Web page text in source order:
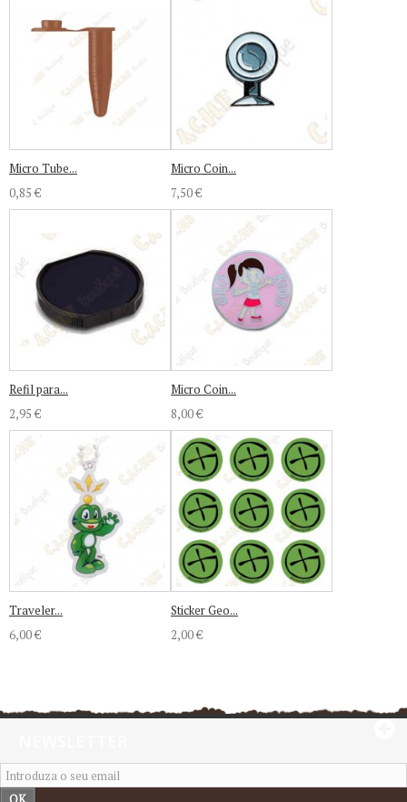
Micro Tube...
0,85 €
Micro Coin...
7,50 €
Refil para...
2,95 €
Micro Coin...
8,00 €
Traveler...
6,00 €
Sticker Geo...
2,00 €